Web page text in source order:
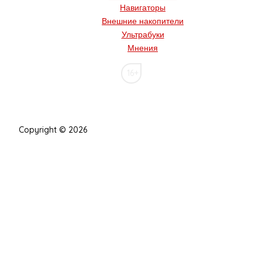
Навигаторы
Внешние накопители
Ультрабуки
Мнения
Copyright © 2026